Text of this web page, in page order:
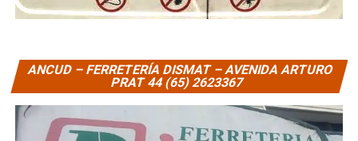
ANCUD – FERRETERÍA DISMAT – AVENIDA ARTURO
PRAT 44 (65) 2623367